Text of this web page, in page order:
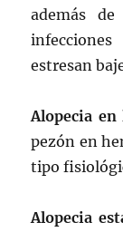
además
estresan
Alopecia
pezón en
tipo
Alopecia